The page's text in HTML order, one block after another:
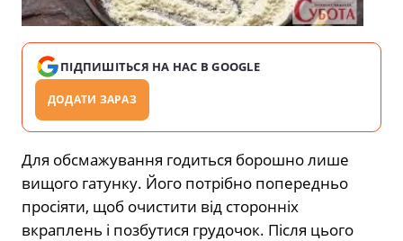
ПІДПИШІТЬСЯ НА НАС В GOOGLE
ДОДАТИ ЗАРАЗ
Для обсмажування годиться борошно лише
вищого гатунку. Його потрібно попередньо
просіяти, щоб очистити від сторонніх
вкраплень і позбутися грудочок. Після цього